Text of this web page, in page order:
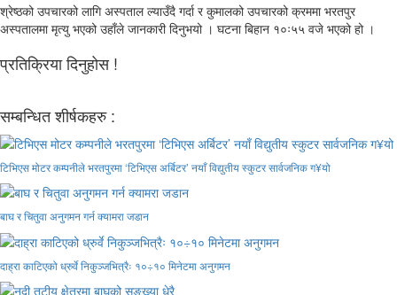
श्रेष्ठको उपचारको लागि अस्पताल ल्याउँदै गर्दा र कुमालको उपचारको क्रममा भरतपुर
अस्पतालमा मृत्यु भएको उहाँले जानकारी दिनुभयो । घटना बिहान १०ः५५ वजे भएको हो ।
प्रतिक्रिया दिनुहोस !
सम्बन्धित शीर्षकहरु :
टिभिएस मोटर कम्पनीले भरतपुरमा ‘टिभिएस अर्बिटर’ नयाँ विद्युतीय स्कुटर सार्वजनिक ग¥यो
बाघ र चितुवा अनुगमन गर्न क्यामरा जडान
दाह्रा काटिएको ध्रुर्वे निकुञ्जभित्रैः १०÷१० मिनेटमा अनुगमन